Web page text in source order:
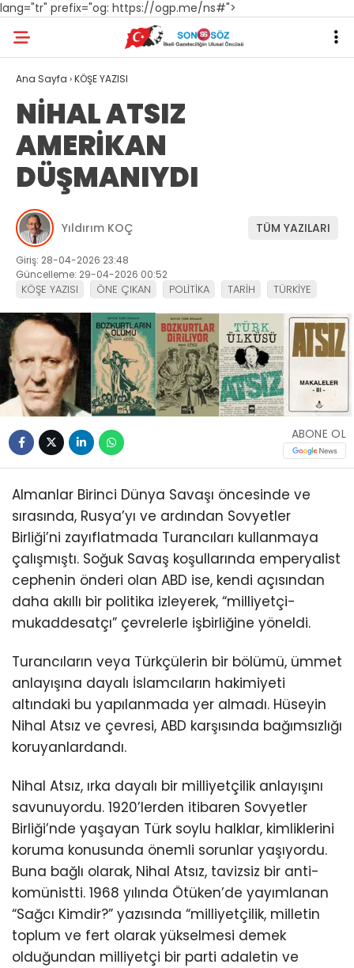
lang="tr" prefix="og: https://ogp.me/ns#">
Ana Sayfa ›KÖŞE YAZISI
NİHAL ATSIZ
AMERİKAN
DÜŞMANIYDI
Yıldırım KOÇ TÜM YAZILARI
Giriş: 28-04-2026 23:48
Güncelleme: 29-04-2026 00:52
KÖŞE YAZISI ÖNE ÇIKAN POLİTİKA TARİH TÜRKİYE
ABONE OL
Almanlar Birinci Dünya Savaşı öncesinde ve
sırasında, Rusya’yı ve ardından Sovyetler
Birliği’ni zayıflatmada Turancıları kullanmaya
çalışmıştı. Soğuk Savaş koşullarında emperyalist
cephenin önderi olan ABD ise, kendi açısından
daha akıllı bir politika izleyerek, “milliyetçi-
mukaddesatçı” çevrelerle işbirliğine yöneldi.
Turancıların veya Türkçülerin bir bölümü, ümmet
anlayışına dayalı İslamcıların hakimiyeti
altındaki bu yapılanmada yer almadı. Hüseyin
Nihal Atsız ve çevresi, ABD karşısında bağımsızlığı
koruyanlardandı.
Nihal Atsız, ırka dayalı bir milliyetçilik anlayışını
savunuyordu. 1920’lerden itibaren Sovyetler
Birliği’nde yaşayan Türk soylu halklar, kimliklerini
koruma konusunda önemli sorunlar yaşıyordu.
Buna bağlı olarak, Nihal Atsız, tavizsiz bir anti-
komünistti. 1968 yılında Ötüken’de yayımlanan
“Sağcı Kimdir?” yazısında “milliyetçilik, milletin
toplum ve fert olarak yükselmesi demek
olduğundan milliyetçi bir parti adaletin ve